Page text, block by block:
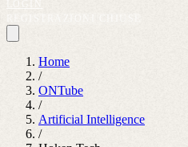
Home
/
ONTube
/
Artificial Intelligence
/